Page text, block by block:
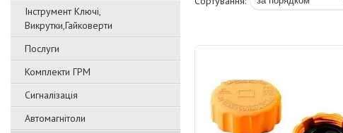
Інструмент Ключі,
Викрутки,Гайковерти
Послуги
Комплекти ГРМ
Сигналізація
Автомагнітоли